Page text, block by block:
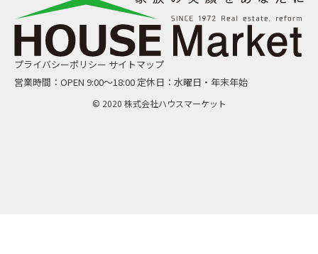
プライバシーポリシー サイトマップ
営業時間：OPEN 9:00〜18:00 定休日：水曜日・年末年始
© 2020 株式会社ハウスマーケット